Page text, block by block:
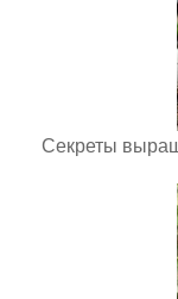
Секреты